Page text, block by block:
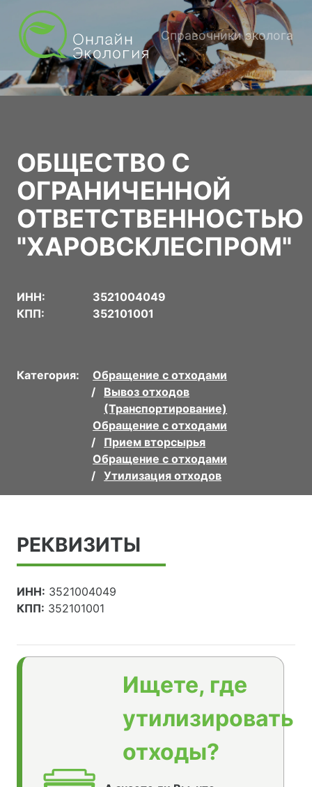
Справочники эколога
ОБЩЕСТВО С
ОГРАНИЧЕННОЙ
ОТВЕТСТВЕННОСТЬЮ
"ХАРОВСКЛЕСПРОМ"
ИНН:
3521004049
КПП:
352101001
Категория:
Обращение с отходами
Вывоз отходов
(Транспортирование)
Обращение с отходами
Прием вторсырья
Обращение с отходами
Утилизация отходов
РЕКВИЗИТЫ
ИНН: 3521004049
КПП: 352101001
Ищете, где
утилизировать
отходы?